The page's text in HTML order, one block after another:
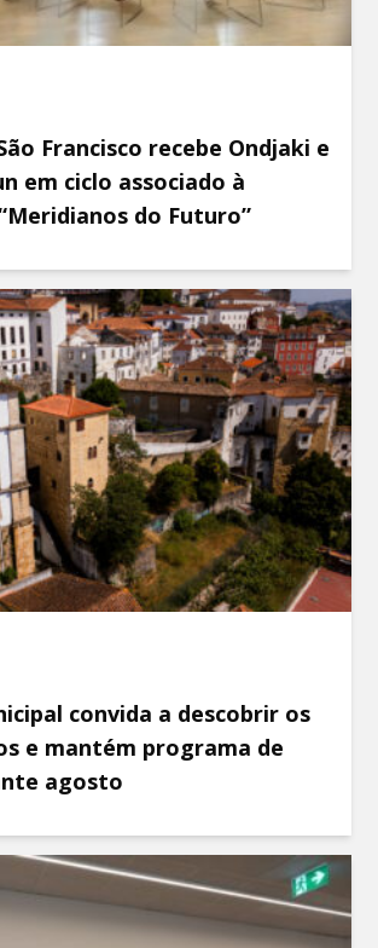
Francisco recebe Ondjaki e
em ciclo associado à
do Futuro”
convida a descobrir os
e mantém programa de
agosto